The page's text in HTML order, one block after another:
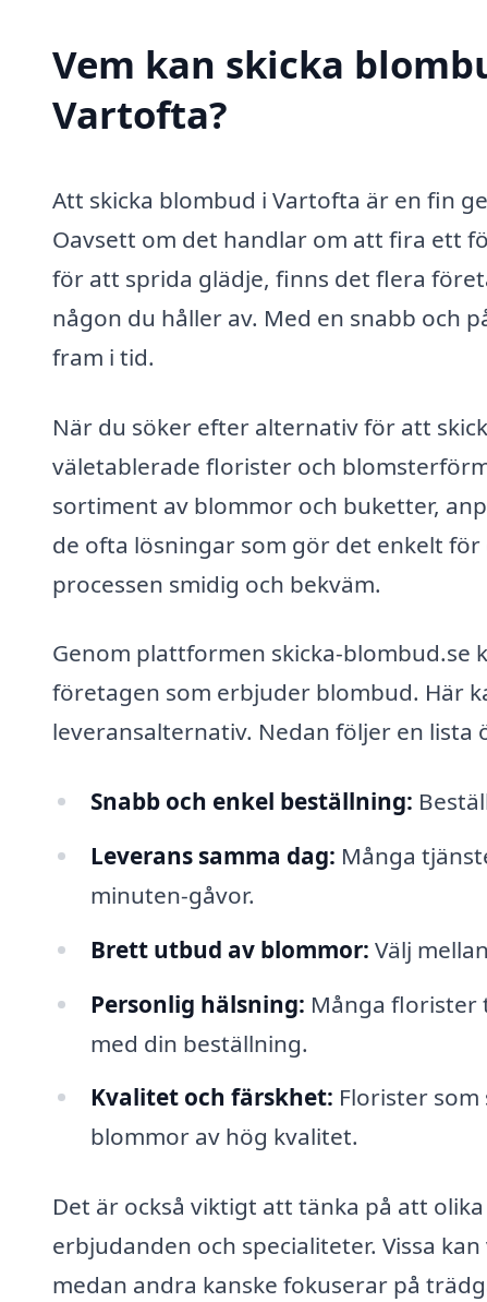
Vem kan skicka
Vartofta?
Att skicka blombud i Vartofta är en fin
Oavsett om det handlar om att fira ett
för att sprida glädje, finns det flera
någon du håller av. Med en snabb och
fram i tid.
När du söker efter alternativ för att
väletablerade florister och
sortiment av blommor och buketter,
de ofta lösningar som gör det enkelt
processen smidig och bekväm.
Genom plattformen skicka-blombud.se
företagen som erbjuder blombud. Här
leveransalternativ. Nedan följer en lista
Snabb och enkel beställning:
Leverans samma dag: Många
minuten-gåvor.
Brett utbud av blommor: Välj
Personlig hälsning: Många florister
med din beställning.
Kvalitet och färskhet: Florister
blommor av hög kvalitet.
Det är också viktigt att tänka på att
erbjudanden och specialiteter. Vissa
medan andra kanske fokuserar på